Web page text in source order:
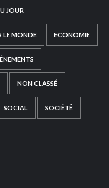
JOUR
LE MONDE ECONOMIE
NON CLASSÉ
SOCIAL SOCIÉTÉ